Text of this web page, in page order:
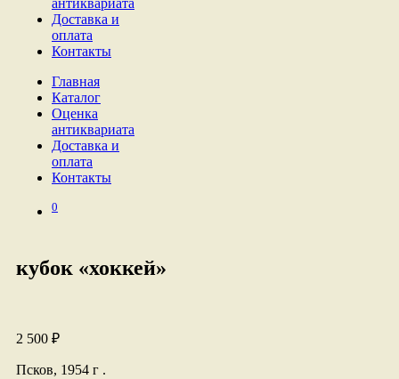
антиквариата
Доставка и
оплата
Контакты
Главная
Каталог
Оценка
антиквариата
Доставка и
оплата
Контакты
0
кубок «хоккей»
2 500 ₽
Псков, 1954 г .